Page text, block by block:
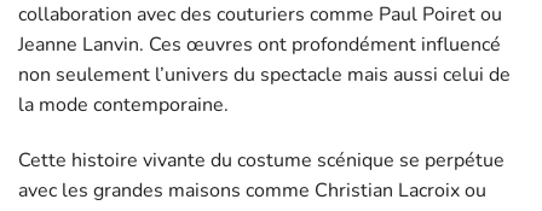
collaboration avec des couturiers comme Paul Poiret ou
Jeanne Lanvin. Ces œuvres ont profondément influencé
non seulement l’univers du spectacle mais aussi celui de
la mode contemporaine.
Cette histoire vivante du costume scénique se perpétue
avec les grandes maisons comme Christian Lacroix ou